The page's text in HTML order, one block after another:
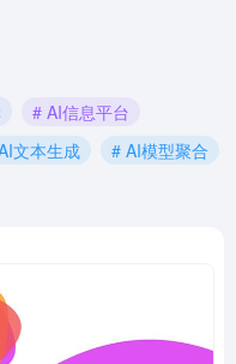
# AI信息平台
文本生成
# AI模型聚合